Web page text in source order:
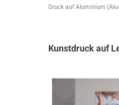
Druck auf Aluminium
Kunstdruck auf